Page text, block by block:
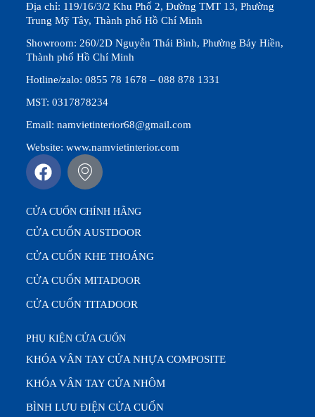
Địa chỉ: 119/16/3/2 Khu Phố 2, Đường TMT 13, Phường
Trung Mỹ Tây, Thành phố Hồ Chí Minh
Showroom: 260/2D Nguyễn Thái Bình, Phường Bảy Hiền,
Thành phố Hồ Chí Minh
Hotline/zalo: 0855 78 1678 – 088 878 1331
MST: 0317878234
Email: namvietinterior68@gmail.com
Website: www.namvietinterior.com
CỬA CUỐN CHÍNH HÃNG
CỬA CUỐN AUSTDOOR
CỬA CUỐN KHE THOÁNG
CỬA CUỐN MITADOOR
CỬA CUỐN TITADOOR
PHỤ KIỆN CỬA CUỐN
KHÓA VÂN TAY CỬA NHỰA COMPOSITE
KHÓA VÂN TAY CỬA NHÔM
BÌNH LƯU ĐIỆN CỬA CUỐN